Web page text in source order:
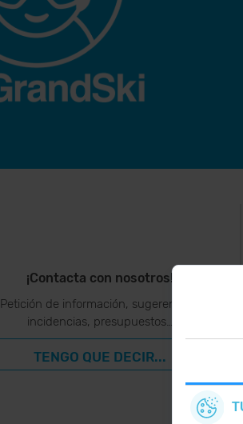
¡Contacta con nosotros!
Petición de información, sugerencias,
incidencias, presupuestos…
TENGO QUE DECIR...